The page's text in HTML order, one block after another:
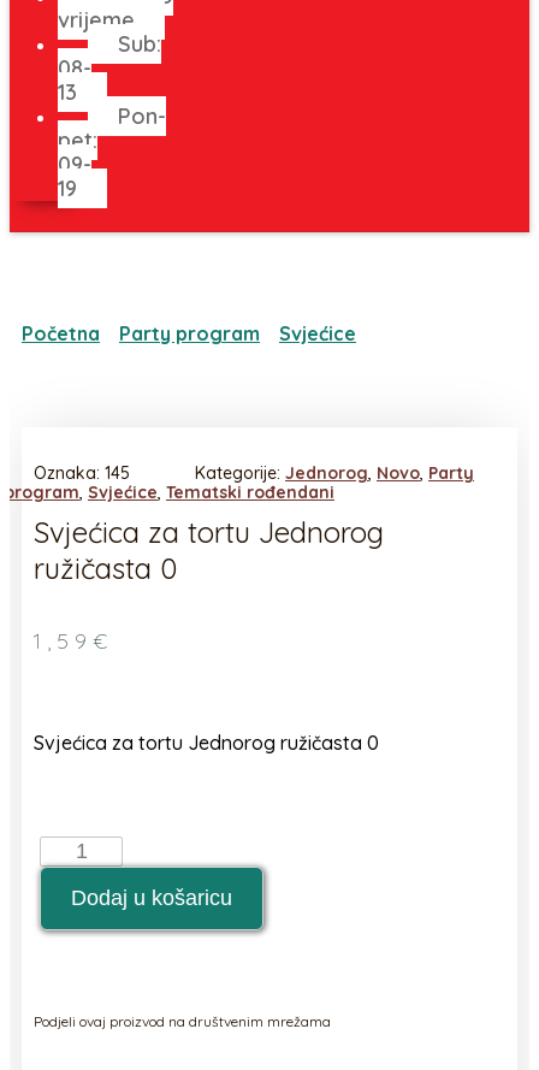
vrijeme
Sub:
08-
13
Pon-
pet:
09-
19
Početna Party program Svjećice
Oznaka: 145 Kategorije: Jednorog, Novo, Party
program, Svjećice, Tematski rođendani
Svjećica za tortu Jednorog
ružičasta 0
1,59 €
Svjećica za tortu Jednorog ružičasta 0
Svjećica
za
tortu
Jednorog
ružičasta
Dodaj u košaricu
Podjeli ovaj proizvod na društvenim mrežama